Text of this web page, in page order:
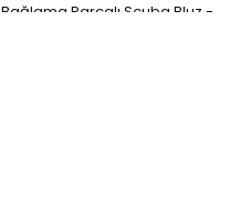
Bağlama Parçalı Scuba Bluz -